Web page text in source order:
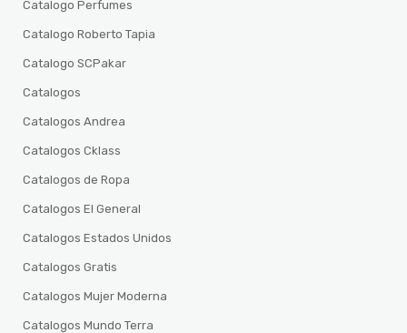
Catalogo Perfumes
Catalogo Roberto Tapia
Catalogo SCPakar
Catalogos
Catalogos Andrea
Catalogos Cklass
Catalogos de Ropa
Catalogos El General
Catalogos Estados Unidos
Catalogos Gratis
Catalogos Mujer Moderna
Catalogos Mundo Terra